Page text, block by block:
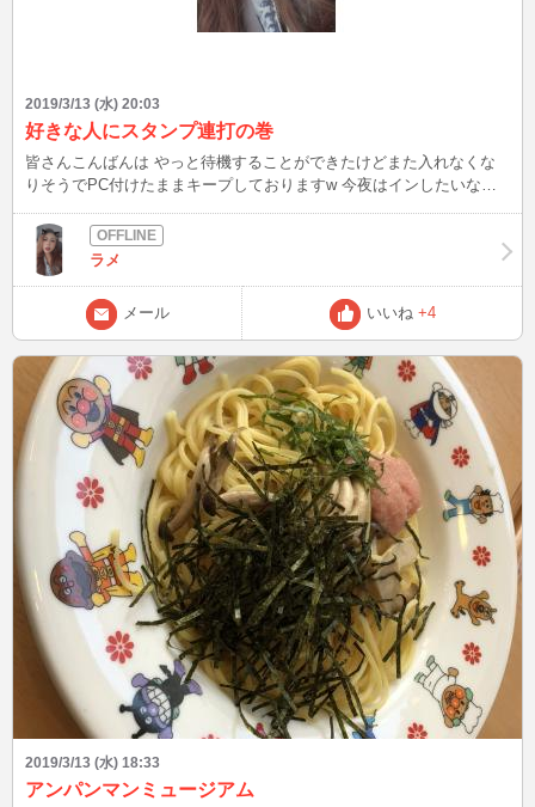
2019/3/13 (水) 20:03
好きな人にスタンプ連打の巻
皆さんこんばんは やっと待機することができたけどまた入れなくな
りそうでPC付けたままキープしておりますw 今夜はインしたいなー
してるけど春休みつまんねー 日曜日の夜中出発で旅行行くんだけど
ラメ
メール いいね +4
2019/3/13 (水) 18:33
アンパンマンミュージアム